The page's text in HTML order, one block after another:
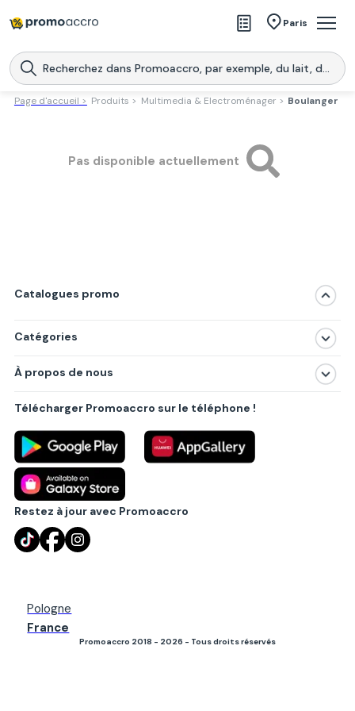
Paris
Magasins
Produits
l'application
Page d'accueil > Produits > Multimedia & Electroménager > Boulanger
Pas disponible actuellement
Catalogues promo
Catégories
Produits
Villes principales
À propos de nous
Politique de confidentialité
Règlements
Partenariat B2B
Blog
Contact
Télécharger Promoaccro sur le téléphone !
Restez à jour avec Promoaccro
Pologne
France
Promoaccro 2018 - 2026 - Tous droits réservés